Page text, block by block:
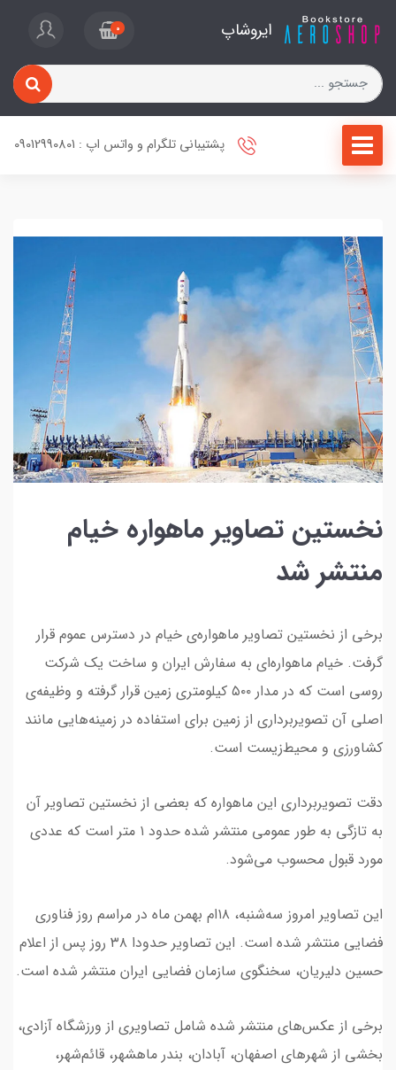
ایروشاپ 0
پشتیبانی تلگرام و واتس اپ : 09012990801
نخستین تصاویر ماهواره خیام
منتشر شد
برخی از نخستین تصاویر ماهواره‌ی خیام در دسترس عموم قرار
گرفت. خیام ماهواره‌ای به سفارش ایران و ساخت یک شرکت
روسی است که در مدار ۵۰۰ کیلومتری زمین قرار گرفته و وظیفه‌ی
اصلی آن تصویربرداری از زمین برای استفاده در زمینه‌هایی مانند
کشاورزی و محیط‌زیست است.
دقت تصویربرداری این ماهواره که بعضی از نخستین تصاویر آن
به تازگی به طور عمومی منتشر شده حدود ۱ متر است که عددی
مورد قبول محسوب می‌شود.
این تصاویر امروز سه‌شنبه، ۱۸ام بهمن ماه در مراسم روز فناوری
فضایی منتشر شده است. این تصاویر حدودا ۳۸ روز پس از اعلام
حسین دلیریان، سخنگوی سازمان فضایی ایران منتشر شده است.
برخی از عکس‌های منتشر شده شامل تصاویری از ورزشگاه آزادی،
بخشی از شهرهای اصفهان، آبادان، بندر ماهشهر، قائم‌شهر،